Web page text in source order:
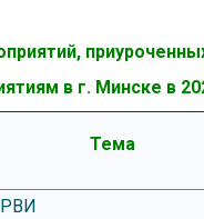
в г. Минске в
Тема